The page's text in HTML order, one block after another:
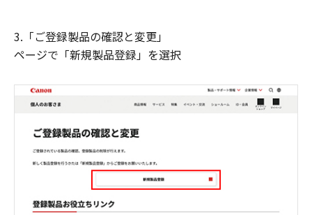
3.「ご登録製品の確認と変更」
ページで「新規製品登録」を選択